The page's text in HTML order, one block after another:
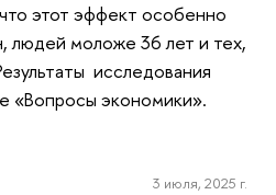
этот эффект особенно
людей моложе 36 лет и тех,
исследования
«Вопросы экономики».
3 июля, 2025 г.